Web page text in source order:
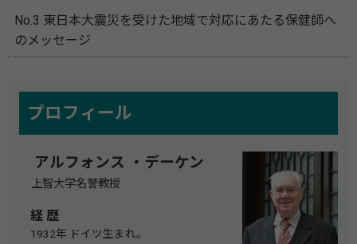
No.3 東日本大震災を受けた地域で対応にあたる保健師へ
のメッセージ
プロフィール
アルフォンス ・デーケン
上智大学名誉教授
経 歴
1932年 ドイツ生まれ。